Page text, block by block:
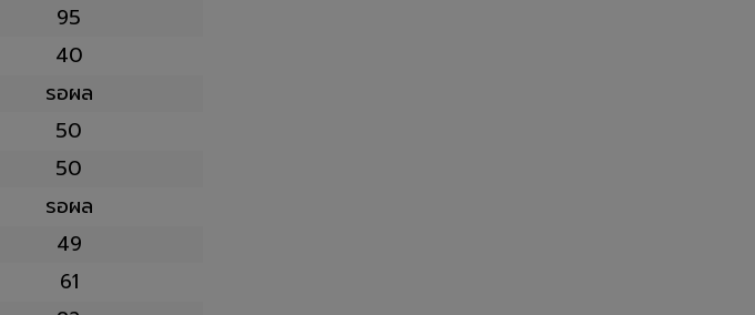
95
40
รอผล
50
50
รอผล
49
61